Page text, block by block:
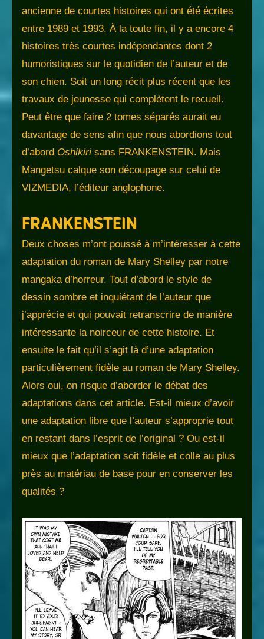
ancienne de courtes histoires qui ont été écrites
entre 1989 et 1993. À la toute fin, il y a encore 4
histoires très courtes indépendantes dont 2
humoristiques sur le quotidien de l’auteur et de
son chien. Soit un long récit plus récent que les
travaux de jeunesse qui complètent le recueil.
Peut être que faire 2 tomes séparés aurait eu
davantage de sens afin que nous abordions tout
d’abord Oshikiri sans FRANKENSTEIN. Mais
Mangetsu calque son découpage sur celui de
VIZMEDIA, l’éditeur anglophone.
FRANKENSTEIN
Deux choses m’ont poussé à m’intéresser à cette
adaptation du roman de Mary Shelley par notre
mangaka d’horreur. Tout d’abord le style de
dessin sombre et inquiétant de l’auteur que
j’apprécie et qui pouvait retranscrire de manière
intéressante la noirceur de cette histoire. Et
ensuite le fait qu’il s’agit là d’une adaptation
particulièrement fidèle au roman de Mary Shelley.
Alors oui, on risque d’aborder le débat des
adaptations dans cet article. Est-il mieux d’avoir
une adaptation libre que l’auteur s’approprie tout
en restant dans l’esprit de l’original ? Ou est-il
mieux que l’adaptation soit fidèle et colle au plus
près au matériau de base pour en conserver les
qualités ?